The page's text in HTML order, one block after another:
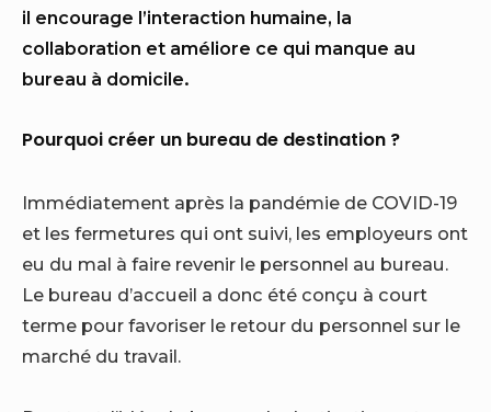
il encourage l’interaction humaine, la
collaboration et améliore ce qui manque au
bureau à domicile.
Pourquoi créer un bureau de destination ?
Immédiatement après la pandémie de COVID-19
et les fermetures qui ont suivi, les employeurs ont
eu du mal à faire revenir le personnel au bureau.
Le bureau d’accueil a donc été conçu à court
terme pour favoriser le retour du personnel sur le
marché du travail.